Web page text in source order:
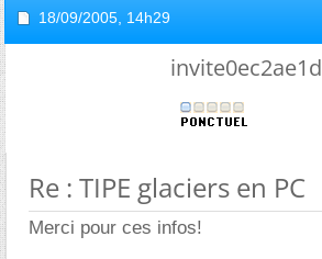
18/09/2005, 14h29
invite0ec2ae1d
Re : TIPE glaciers en PC
Merci pour ces infos!